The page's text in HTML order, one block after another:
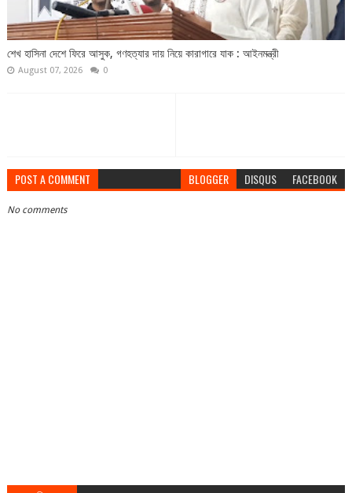
শেখ হাসিনা দেশে ফিরে আসুক, গণহত্যার দায় নিয়ে কারাগারে যাক : আইনমন্ত্রী
August 07, 2026 0
POST A COMMENT BLOGGER DISQUS FACEBOOK
No comments